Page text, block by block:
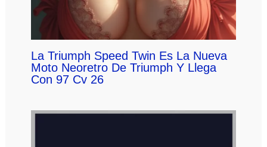
La Triumph Speed Twin Es La Nueva
Moto Neoretro De Triumph Y Llega
Con 97 Cv 26